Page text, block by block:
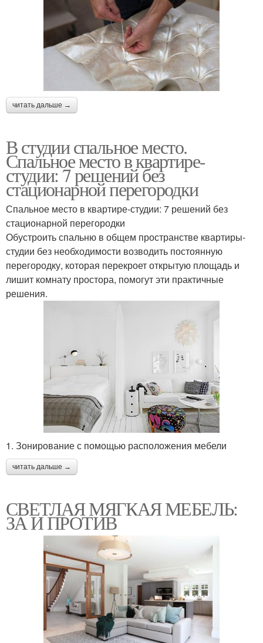
читать дальше →
В студии спальное место.
Спальное место в квартире-
студии: 7 решений без
стационарной перегородки
Спальное место в квартире-студии: 7 решений без
стационарной перегородки
Обустроить спальню в общем пространстве квартиры-
студии без необходимости возводить постоянную
перегородку, которая перекроет открытую площадь и
лишит комнату простора, помогут эти практичные
решения.
1. Зонирование с помощью расположения мебели
читать дальше →
СВЕТЛАЯ МЯГКАЯ МЕБЕЛЬ:
ЗА И ПРОТИВ